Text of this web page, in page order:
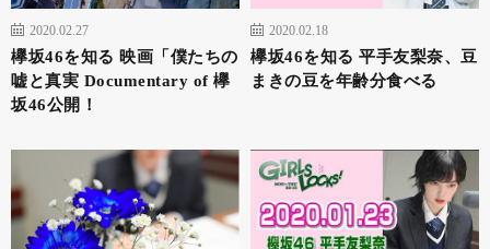
2020.02.27
欅坂46を知る 映画「僕たちの
嘘と真実 Documentary of 欅
坂46公開！
2020.02.18
欅坂46を知る 平手友梨奈、豆
まきの豆を年齢分食べる